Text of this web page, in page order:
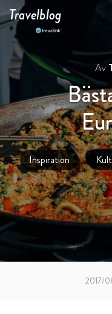
Travelblog
Av
Inspiration
2017/